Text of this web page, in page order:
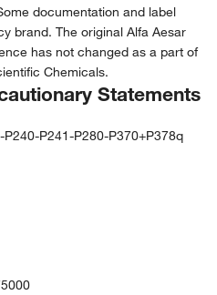
documentation and label
brand. The original Alfa Aesar
has not changed as a part of
Chemicals.
Statements
P240-P241-P280-P370+P378q